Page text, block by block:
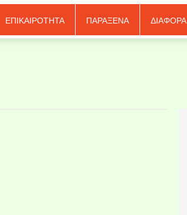
ΕΠΙΚΑΙΡΟΤΗΤΑ ΠΑΡΑΞΕΝΑ ΔΙΑΦΟΡΑ